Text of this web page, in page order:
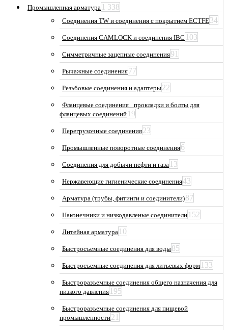
Промышленная арматура 1 338
Соединения TW и соединения с покрытием ECTFE34
Соединения CAMLOCK и соединения IBC 103
Симметричные зацепные соединения91
Рычажные соединения77
Резьбовые соединения и адаптеры22
Фланцевые соединения_ прокладки и болты для
фланцевых соединений 19
Перегрузочные соединения23
Промышленные поворотные соединения6
Соединения для добычи нефти и газа 13
Нержавеющие гигиенические соединения43
Арматура (трубы, фитинги и соединители)87
Наконечники и низкодавленые соединители 152
Литейная арматура 10
Быстросъемные соединения для воды85
Быстросъемные соединения для литьевых форм 133
Быстроразъемные соединения общего назначения для
низкого давления 195
Быстроразъемные соединения для пищевой
промышленности21